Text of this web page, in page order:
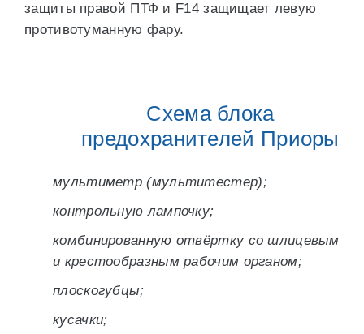
защиты правой ПТФ и F14 защищает левую
противотуманную фару.
Схема блока
предохранителей Приоры
мультиметр (мультитестер);
контрольную лампочку;
комбинированную отвёртку со шлицевым
и крестообразным рабочим органом;
плоскогубцы;
кусачки;